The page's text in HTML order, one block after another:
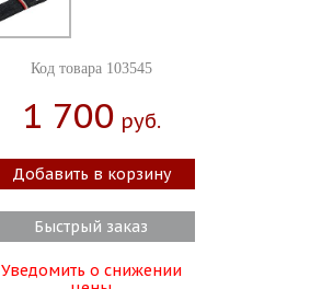
Код товара 103545
1 700 Руб.
Добавить в корзину
Быстрый заказ
Уведомить о снижении